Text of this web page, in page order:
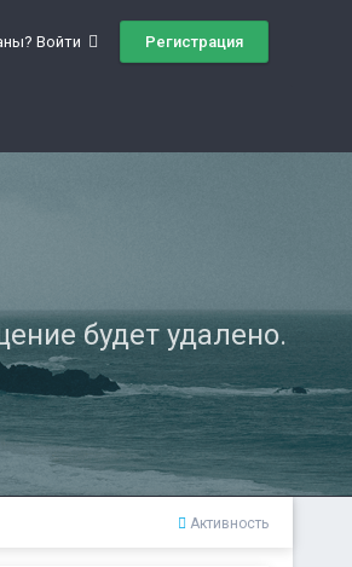
Войти Регистрация
будет удалено.
Активность